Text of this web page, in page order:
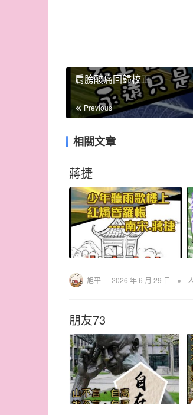
肩膀酸痛回歸校正
Previous
相關文章
蔣捷
旭平 2026 年 6 月 29 日 •
朋友73